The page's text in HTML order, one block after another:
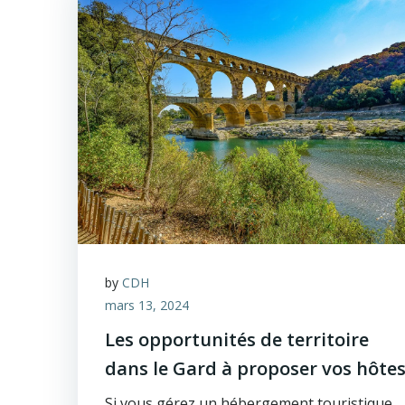
by CDH
mars 13, 2024
Les opportunités de territoire
dans le Gard à proposer vos hôtes